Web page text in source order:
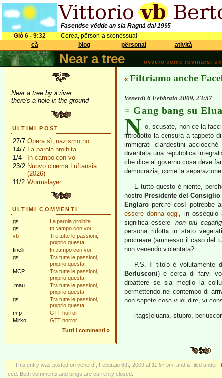
Fasendse vëdde an sla Ragnà dal 1995
Giò 6 - 9:32
Cerea, përson-a sconòssua!
cà
blog përsonal atività
Near a tree ovvero come rovinarsi
Near a tree by a river
there's a hole in the ground
ULTIMI POST
27/7 Opera sì, nazismo no
14/7 La parola proibita
1/4
In campo con voi
23/2 Nuovo cinema Luftansia
(2026)
11/2 Wormslayer
ULTIMI COMMENTI
gs
La parola proibita
gs
In campo con voi
vb
Tra tutte le passioni,
proprio questa
finelli
In campo con voi
gs
Tra tutte le passioni,
proprio questa
MCP
Tra tutte le passioni,
proprio questa
.mau.
Tra tutte le passioni,
proprio questa
gs
Tra tutte le passioni,
proprio questa
mfp
GTT horror
Mirko
GTT horror
Tutti i commenti »
« Filtriamo anche
Venerdì 6 Febbraio 2009, 23:57
Gang bang su
N o, scusate, non ce la
introdotto la censura a tappeto
immigrati clandestini
diventata una repubblica
che dice al governo cosa deve
democrazia, come la
E tutto questo è niente,
nostro Presidente del Consiglio
Englaro perché così potrebbe
essere donna oggi, in ossequio
significa essere “non più
persona ridotta in stato
procreare (ammesso il caso del
non venendo violentata?
P.S. Il titolo è volutamente
Berlusconi) e cerca di farvi
dibattere se sia meglio la
permettendo nel contempo di
non sapete cosa vuol dire, vi
[tags]eluana, stupro,
This entry was posted on venerdì, Febbraio 6th, 2009 at 11:57 pm, and is filed under
feed. Both comments and pings are currently closed.